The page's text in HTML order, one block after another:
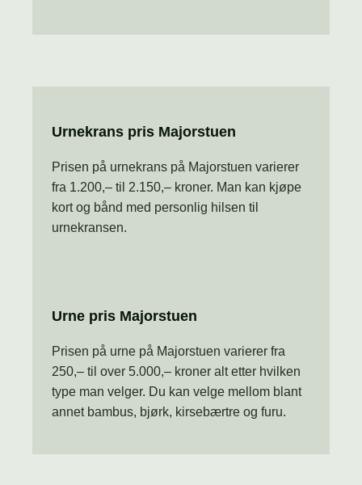
Urnekrans pris Majorstuen
Prisen på urnekrans på Majorstuen varierer
fra 1.200,– til 2.150,– kroner. Man kan kjøpe
kort og bånd med personlig hilsen til
urnekransen.
Urne pris Majorstuen
Prisen på urne på Majorstuen varierer fra
250,– til over 5.000,– kroner alt etter hvilken
type man velger. Du kan velge mellom blant
annet bambus, bjørk, kirsebærtre og furu.